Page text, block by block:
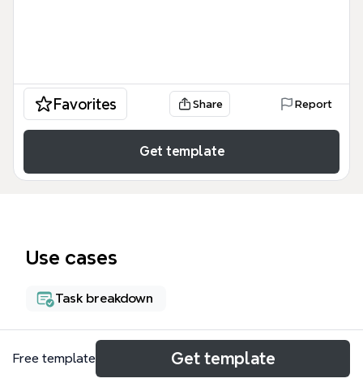
Favorites Share Report
Get template
Use cases
Task breakdown
About
Free template Get template